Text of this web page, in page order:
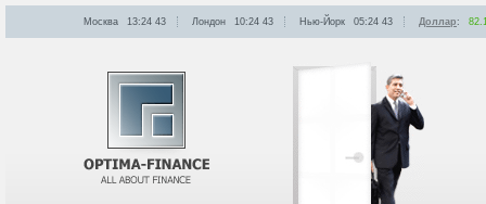
Москва 13:24 43 Лондон 10:24 43 Нью-Йорк 05:24 43 Доллар: